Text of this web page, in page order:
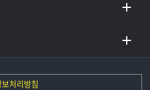
처리방침